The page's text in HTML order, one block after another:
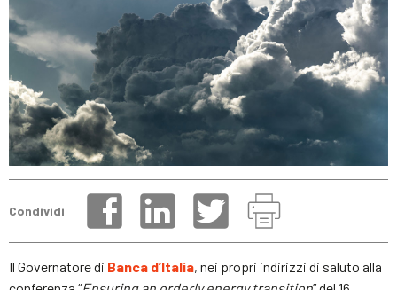
Condividi
Il Governatore di Banca d’Italia, nei propri indirizzi di saluto alla